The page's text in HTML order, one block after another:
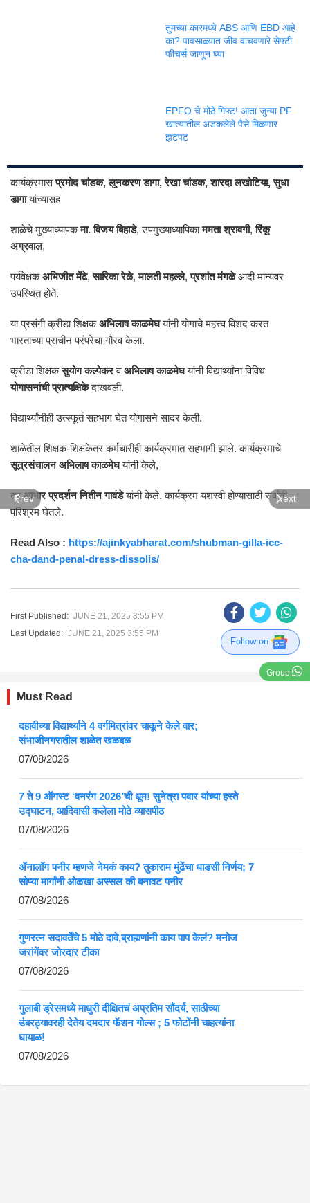
Group
तुमच्या कारमध्ये ABS आणि EBD आहे
का? पावसाळ्यात जीव वाचवणारे सेफ्टी
फीचर्स जाणून घ्या
EPFO चे मोठे गिफ्ट! आता जुन्या PF
खात्यातील अडकलेले पैसे मिळणार
झटपट
कार्यक्रमासप्रमोद चांडक, लूनकरण डागा, रेखा चांडक, शारदा लखोटिया, सुधा
डागायांच्यासह
शाळेचे मुख्याध्यापकमा. विजय बिहाडे, उपमुख्याध्यापिकाममता श्रावगी,रिंकू
अग्रवाल,
पर्यवेक्षकअभिजीत मेंढे,सारिका रेळे,मालती महल्ले,प्रशांत मंगळेआदी मान्यवर
उपस्थित होते.
या प्रसंगी क्रीडा शिक्षकअभिलाष काळमेघयांनी योगाचे महत्त्व विशद करत
भारताच्या प्राचीन परंपरेचा गौरव केला.
क्रीडा शिक्षकसुयोग कल्पेकरवअभिलाष काळमेघयांनी विद्यार्थ्यांना विविध
योगासनांची प्रात्यक्षिकेदाखवली.
विद्यार्थ्यांनीही उत्स्फूर्त सहभाग घेत योगासने सादर केली.
शाळेतील शिक्षक-शिक्षकेतर कर्मचारीही कार्यक्रमात सहभागी झाले. कार्यक्रमाचे
सूत्रसंचालन अभिलाष काळमेघयांनी केले,
तरआभार प्रदर्शन नितीन गावंडेयांनी केले. कार्यक्रम यशस्वी होण्यासाठी सर्वांनी
परिश्रम घेतले.
Read Also : https://ajinkyabharat.com/shubman-gilla-icc-
cha-dand-penal-dress-dissolis/
First Published: JUNE 21, 2025 3:55 PM
Last Updated: JUNE 21, 2025 3:55 PM
Follow on
Prev Next
Must Read
दहावीच्या विद्यार्थ्याने 4 वर्गमित्रांवर चाकूने केले वार;
संभाजीनगरातील शाळेत खळबळ
07/08/2026
7 ते 9 ऑगस्ट ‘वनरंग 2026’ची धूम! सुनेत्रा पवार यांच्या हस्ते
उद्घाटन, आदिवासी कलेला मोठे व्यासपीठ
07/08/2026
ॲनालॉग पनीर म्हणजे नेमकं काय? तुकाराम मुंढेंचा धाडसी निर्णय; 7
सोप्या मार्गांनी ओळखा अस्सल की बनावट पनीर
07/08/2026
गुणरत्न सदावर्तेंचे 5 मोठे दावे,ब्राह्मणांनी काय पाप केलं? मनोज
जरांगेंवर जोरदार टीका
07/08/2026
गुलाबी ड्रेसमध्ये माधुरी दीक्षितचं अप्रतिम सौंदर्य, साठीच्या
उंबरठ्यावरही देतेय दमदार फॅशन गोल्स ; 5 फोटोंनी चाहत्यांना
घायाळ!
07/08/2026